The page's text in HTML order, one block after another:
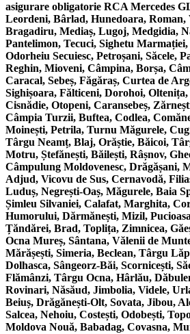
asigurare obligatorie RCA Mercedes
Leordeni, Bârlad, Hunedoara,
Bragadiru, Mediaș, Lugoj, Medgidia,
Pantelimon, Tecuci, Sighetu
Odorheiu Secuiesc, Petroșani, Săcele,
Reghin, Mioveni, Câmpina, Borșa,
Caracal, Sebeș, Făgăraș, Curtea de
Sighișoara, Fălticeni, Dorohoi,
Cisnădie, Otopeni, Caransebeș,
Câmpia Turzii, Buftea, Codlea,
Moinești, Petrila, Turnu Măgurele,
Târgu Neamț, Blaj, Orăștie, Băicoi,
Motru, Ștefănești, Băilești, Râșnov,
Câmpulung Moldovenesc, Drăgășani,
Adjud, Vicovu de Sus, Cernavodă,
Luduș, Negrești-Oaș, Măgurele, Baia
Șimleu Silvaniei, Calafat, Marghita,
Humorului, Dărmănești, Mizil,
Țăndărei, Brad, Toplița, Zimnicea,
Ocna Mureș, Sântana, Vălenii de
Mărășești, Simeria, Beclean, Târgu
Dolhasca, Sângeorz-Băi, Scornicești,
Flămânzi, Târgu Ocna, Hârlău,
Rovinari, Năsăud, Jimbolia, Videle,
Beiuș, Drăgănești-Olt, Sovata, Jibou,
Salcea, Nehoiu, Costești, Odobești,
Moldova Nouă, Babadag, Covasna,